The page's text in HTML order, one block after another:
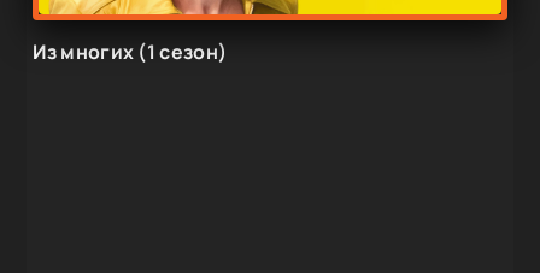
Из многих (1 сезон)